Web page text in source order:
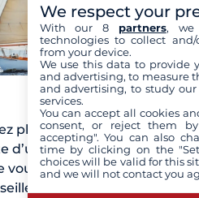
plus l’erreur de
d’un brick ou un ketch
vous a donné des envies
sont là pour vous
We respect your
With our 8 partners, we
technologies to collect
from your device.
We use this data to provide
and advertising, to measure
and advertising, to study
services.
You can accept all cookies
consent, or reject them
accepting". You can also
time by clicking on the
choices will be valid for this
and we will not contact you